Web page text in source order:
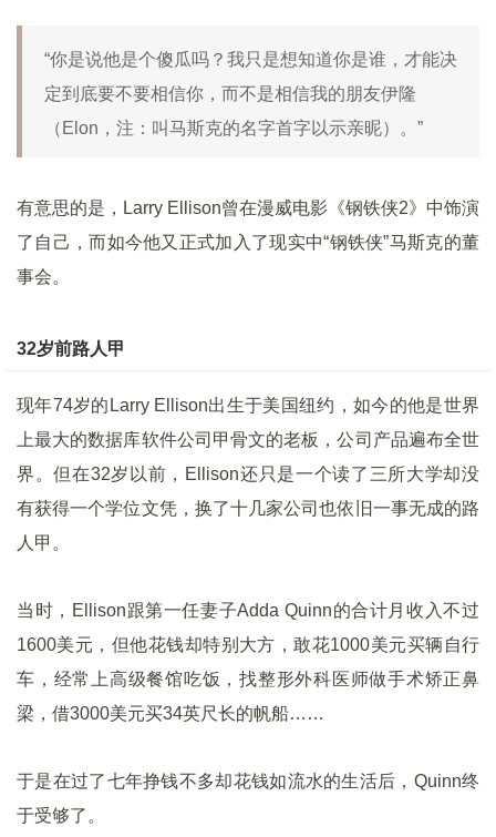
“你是说他是个傻瓜吗？我只是想知道你是谁，才能决
定到底要不要相信你，而不是相信我的朋友伊隆
（Elon，注：叫马斯克的名字首字以示亲昵）。”
有意思的是，Larry Ellison曾在漫威电影《钢铁侠2》中饰演
了自己，而如今他又正式加入了现实中“钢铁侠”马斯克的董
事会。
32岁前路人甲
现年74岁的Larry Ellison出生于美国纽约，如今的他是世界
上最大的数据库软件公司甲骨文的老板，公司产品遍布全世
界。但在32岁以前，Ellison还只是一个读了三所大学却没
有获得一个学位文凭，换了十几家公司也依旧一事无成的路
人甲。
当时，Ellison跟第一任妻子Adda Quinn的合计月收入不过
1600美元，但他花钱却特别大方，敢花1000美元买辆自行
车，经常上高级餐馆吃饭，找整形外科医师做手术矫正鼻
梁，借3000美元买34英尺长的帆船……
于是在过了七年挣钱不多却花钱如流水的生活后，Quinn终
于受够了。